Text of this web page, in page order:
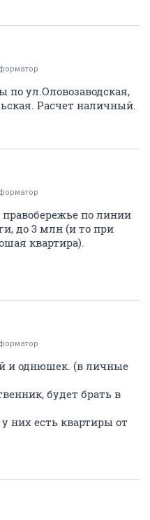
ул.Оловозаводская,
Расчет наличный.
по линии
до 3 млн (и то при
квартира).
и однюшек. (в личные
будет брать в
них есть квартиры от